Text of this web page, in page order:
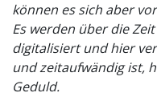
können es sich aber
Es werden über die
digitalisiert und hier
und zeitaufwändig ist,
Geduld.